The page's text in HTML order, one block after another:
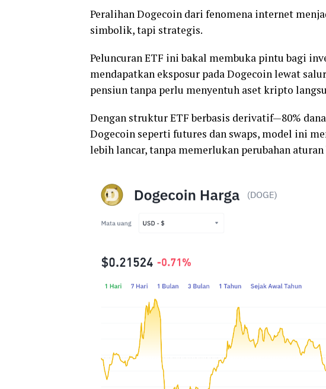
Peralihan Dogecoin dari fenomena internet
simbolik, tapi strategis.
Peluncuran ETF ini bakal membuka pintu bagi
mendapatkan eksposur pada Dogecoin lewat
pensiun tanpa perlu menyentuh aset kripto
Dengan struktur ETF berbasis derivatif—80%
Dogecoin seperti futures dan swaps, model ini
lebih lancar, tanpa memerlukan perubahan aturan